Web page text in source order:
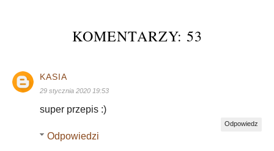
KOMENTARZY: 53
KASIA
29 stycznia 2020 19:53
super przepis :)
Odpowiedz
Odpowiedzi